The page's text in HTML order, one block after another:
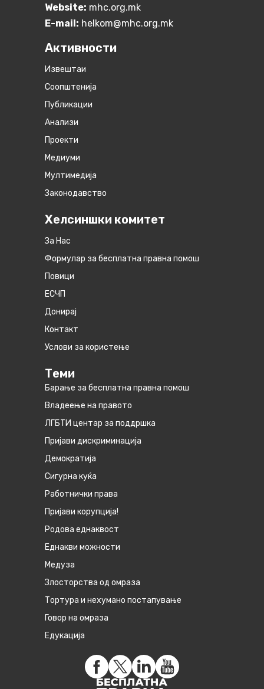
Website: mhc.org.mk
E-mail: helkom@mhc.org.mk
Активности
Извештаи
Соопштенија
Публикации
Анализи
Проекти
Медиуми
Мултимедија
Законодавство
Хелсиншки комитет
За Нас
Формулар за бесплатна правна помош
Повици
ЕСЧП
Донирај
Контакт
Услови за користење
Теми
Барање за бесплатна правна помош
Владеење на правото
ЛГБТИ центар за поддршка
Пријави дискриминација
Демократија
Сигурна куќа
Работнички права
Пријави корупција!
Родова еднаквост
Eднакви можности
Медуза
Злосторства од омраза
Тортура и нехумано постапување
Говор на омраза
Едукација